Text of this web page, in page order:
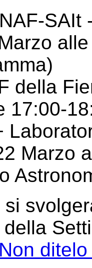
SAIt
della
17:00-
Marzo